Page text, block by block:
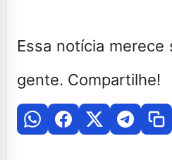
Essa notícia merece
gente. Compartilhe!